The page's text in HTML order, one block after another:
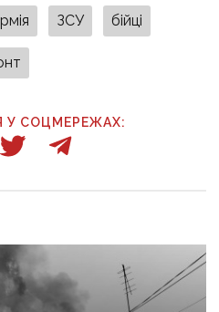
ЗСУ бійці
У СОЦМЕРЕЖАХ: